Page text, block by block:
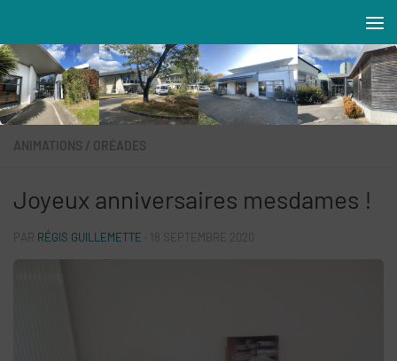
Résidences MAREVA
ANIMATIONS / ORÉADES
Joyeux anniversaires mesdames !
RÉGIS GUILLEMETTE 18 SEPTEMBRE 2020